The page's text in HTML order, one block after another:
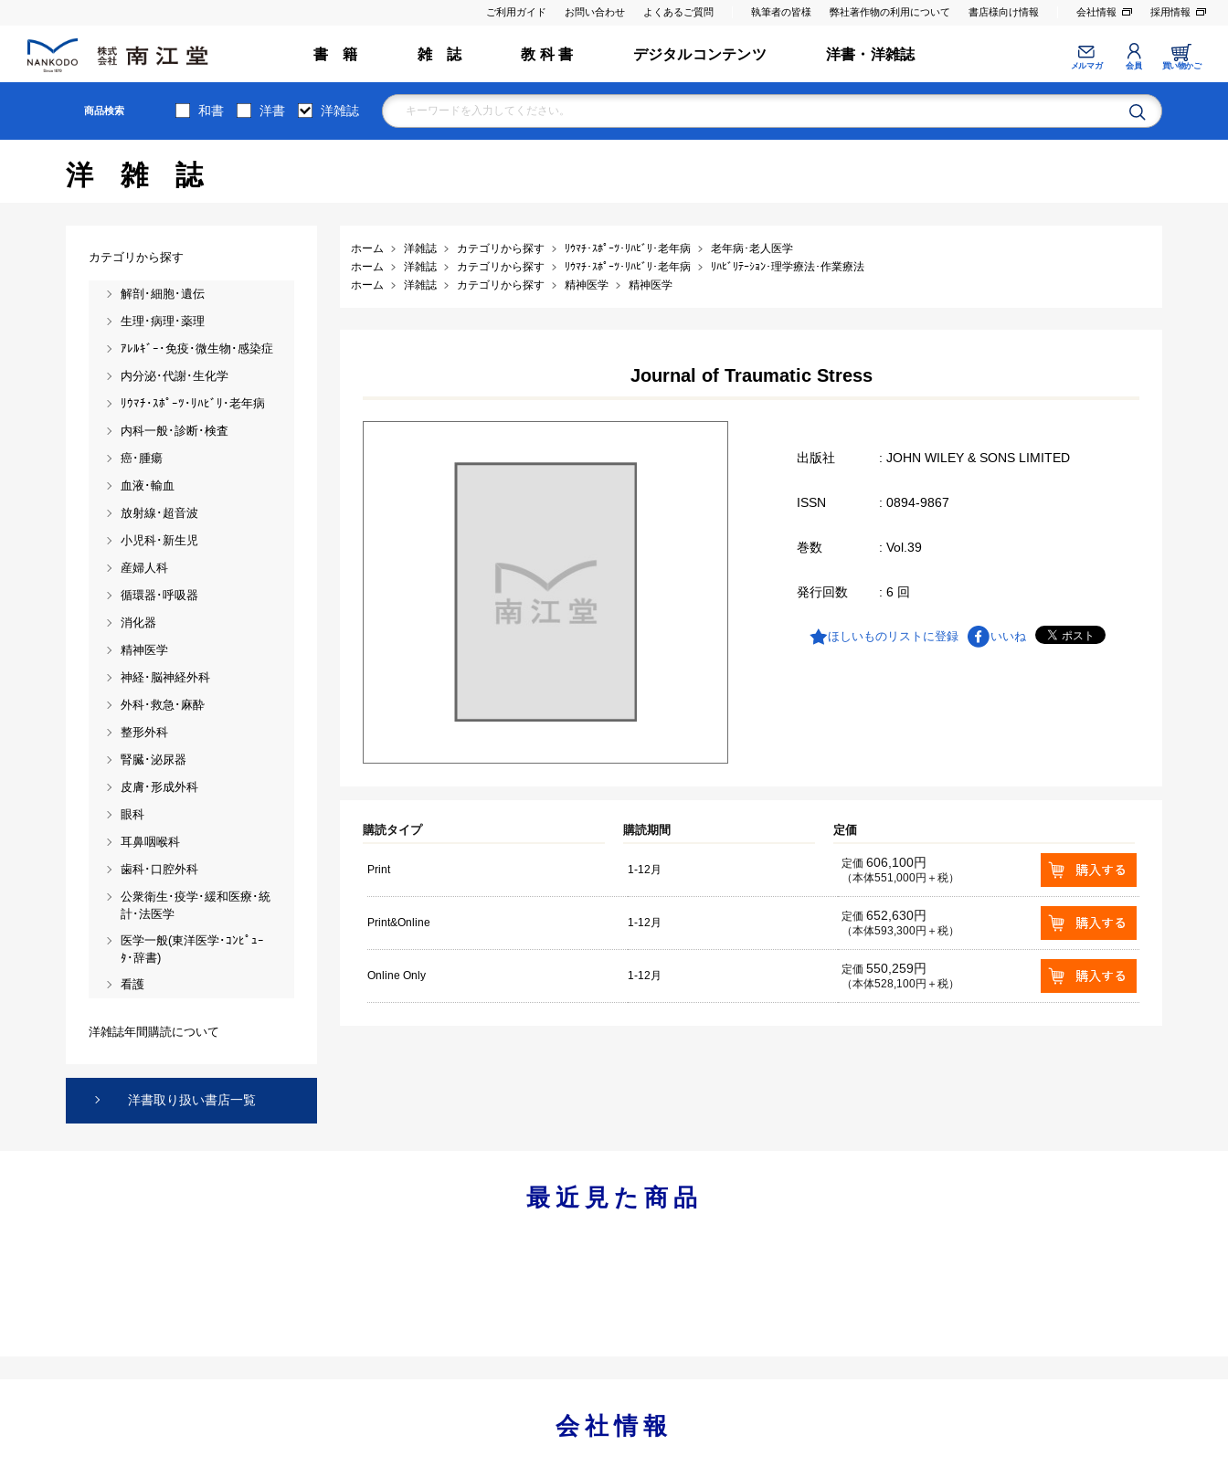
ご利用ガイド お問い合わせ よくあるご質問 執筆者の皆様 弊社著作物の利用について 書店様向け情報 会社情報 採用情報
書 籍 雑 誌 教 科 書 デジタルコンテンツ 洋書・洋雑誌
メルマガ 会員 買い物かご
商品検索 和書 洋書 洋雑誌
洋雑誌
ホーム 洋雑誌 カテゴリから探す ﾘｳﾏﾁ･ｽﾎﾟｰﾂ･ﾘﾊﾋﾞﾘ･老年病
老年病･老人医学
ホーム
洋雑誌 カテゴリから探す ﾘｳﾏﾁ･ｽﾎﾟｰﾂ･ﾘﾊﾋﾞﾘ･老年病
ﾘﾊﾋﾞﾘﾃｰｼｮﾝ･理学療法･作業療法
ホーム
洋雑誌 カテゴリから探す 精神医学 精神医学
Journal of Traumatic Stress
出版社 : JOHN WILEY & SONS LIMITED
ISSN : 0894-9867
巻数 : Vol.39
発行回数 : 6 回
ほしいものリストに登録 いいね
購読タイプ 購読期間 定価
Print 1-12月 定価 606,100円
（本体551,000円＋税）
Print&Online 1-12月 定価 652,630円
（本体593,300円＋税）
Online Only 1-12月 定価 550,259円
（本体528,100円＋税）
カテゴリから探す
解剖･細胞･遺伝
生理･病理･薬理
ｱﾚﾙｷﾞｰ･免疫･微生物･感染症
内分泌･代謝･生化学
ﾘｳﾏﾁ･ｽﾎﾟｰﾂ･ﾘﾊﾋﾞﾘ･老年病
内科一般･診断･検査
癌･腫瘍
血液･輸血
放射線･超音波
小児科･新生児
産婦人科
循環器･呼吸器
消化器
精神医学
神経･脳神経外科
外科･救急･麻酔
整形外科
腎臓･泌尿器
皮膚･形成外科
眼科
耳鼻咽喉科
歯科･口腔外科
公衆衛生･疫学･緩和医療･統
計･法医学
医学一般(東洋医学･ｺﾝﾋﾟｭｰ
ﾀ･辞書)
看護
洋雑誌年間購読について
洋書取り扱い書店一覧
最近見た商品
会社情報